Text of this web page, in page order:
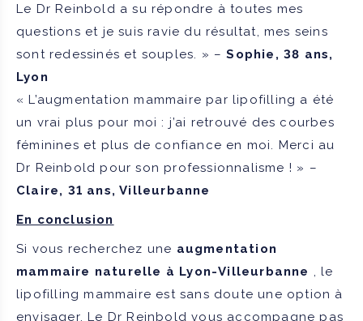
Le Dr Reinbold a su répondre à toutes mes
questions et je suis ravie du résultat, mes seins
sont redessinés et souples. » –Sophie, 38 ans,
Lyon
« L’augmentation mammaire par lipofilling a été
un vrai plus pour moi : j’ai retrouvé des courbes
féminines et plus de confiance en moi. Merci au
Dr Reinbold pour son professionnalisme ! » –
Claire, 31 ans, Villeurbanne
En conclusion
Si vous recherchez une augmentation
mammaire naturelle à Lyon-Villeurbanne
, le
lipofilling mammaire est sans doute une option à
envisager. Le Dr Reinbold vous accompagne pas